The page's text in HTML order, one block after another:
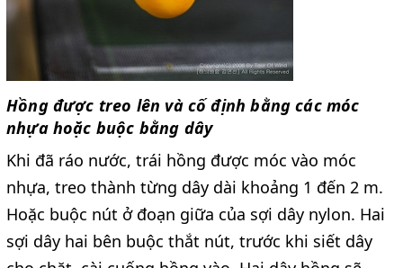
Hồng được treo lên và cố định bằng các móc
nhựa hoặc buộc bằng dây
Khi đã ráo nước, trái hồng được móc vào móc
nhựa, treo thành từng dây dài khoảng 1 đến 2 m.
Hoặc buộc nút ở đoạn giữa của sợi dây nylon. Hai
sợi dây hai bên buộc thắt nút, trước khi siết dây